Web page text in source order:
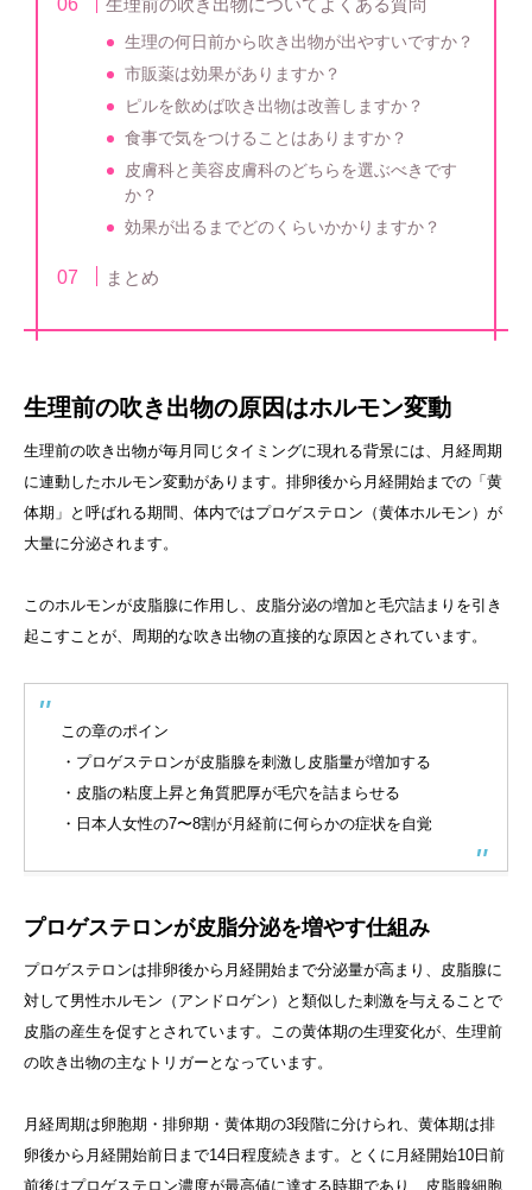
生理の何日前から吹き出物が出やすいですか？
市販薬は効果がありますか？
ピルを飲めば吹き出物は改善しますか？
食事で気をつけることはありますか？
皮膚科と美容皮膚科のどちらを選ぶべきです
か？
効果が出るまでどのくらいかかりますか？
まとめ
生理前の吹き出物の原因はホルモン変動
生理前の吹き出物が毎月同じタイミングに現れる背景には、月経周期
に連動したホルモン変動があります。排卵後から月経開始までの「黄
体期」と呼ばれる期間、体内ではプロゲステロン（黄体ホルモン）が
大量に分泌されます。
このホルモンが皮脂腺に作用し、皮脂分泌の増加と毛穴詰まりを引き
起こすことが、周期的な吹き出物の直接的な原因とされています。
この章のポイン
・プロゲステロンが皮脂腺を刺激し皮脂量が増加する
・皮脂の粘度上昇と角質肥厚が毛穴を詰まらせる
・日本人女性の7〜8割が月経前に何らかの症状を自覚
プロゲステロンが皮脂分泌を増やす仕組み
プロゲステロンは排卵後から月経開始まで分泌量が高まり、皮脂腺に
対して男性ホルモン（アンドロゲン）と類似した刺激を与えることで
皮脂の産生を促すとされています。この黄体期の生理変化が、生理前
の吹き出物の主なトリガーとなっています。
月経周期は卵胞期・排卵期・黄体期の3段階に分けられ、黄体期は排
卵後から月経開始前日まで14日程度続きます。とくに月経開始10日前
前後はプロゲステロン濃度が最高値に達する時期であり、皮脂腺細胞